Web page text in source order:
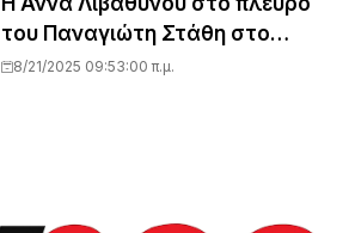
του Παναγιώτη Στάθη στο
«Καλημέρα Ελλάδα»
8/21/2025 09:53:00 π.μ.